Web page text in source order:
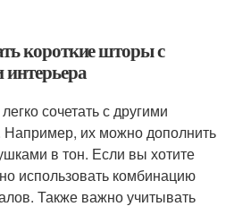
короткие шторы с
сочетать с другими
Например, их можно дополнить
в тон. Если вы хотите
использовать комбинацию
Также важно учитывать